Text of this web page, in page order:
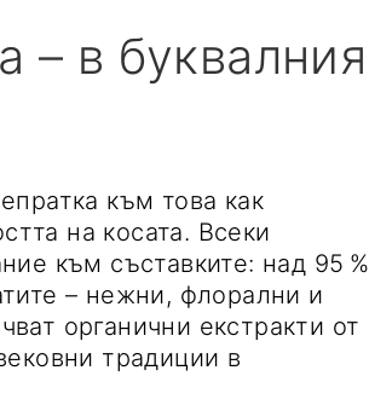
– в буквалния
към това как
на косата. Всеки
към съставките: над 95 %
– нежни, флорални и
органични екстракти от
традиции в